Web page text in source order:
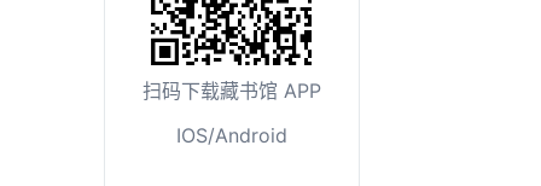
扫码下载藏书馆 APP
IOS/Android